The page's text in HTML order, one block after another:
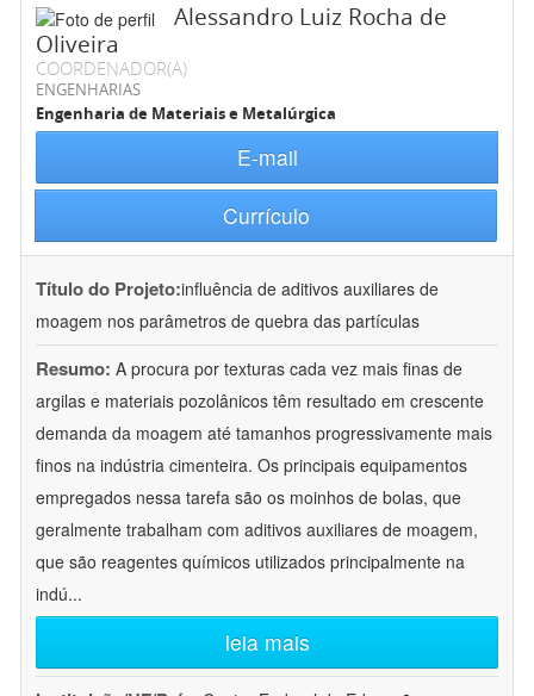
Alessandro Luiz Rocha de
Oliveira
COORDENADOR(A)
ENGENHARIAS
Engenharia de Materiais e Metalúrgica
E-mail
Currículo
Título do Projeto:influência de aditivos auxiliares de
moagem nos parâmetros de quebra das partículas
Resumo: A procura por texturas cada vez mais finas de
argilas e materiais pozolânicos têm resultado em crescente
demanda da moagem até tamanhos progressivamente mais
finos na indústria cimenteira. Os principais equipamentos
empregados nessa tarefa são os moinhos de bolas, que
geralmente trabalham com aditivos auxiliares de moagem,
que são reagentes químicos utilizados principalmente na
indú...
leia mais